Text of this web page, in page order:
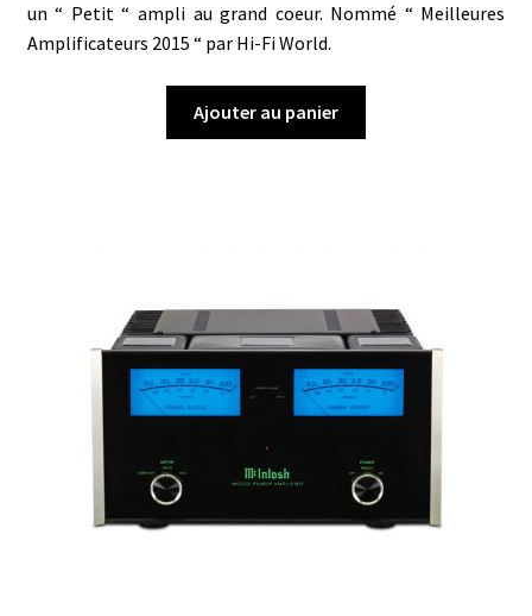
un “ Petit “ ampli au grand coeur. Nommé “ Meilleures
Amplificateurs 2015 “ par Hi-Fi World.
Ajouter au panier